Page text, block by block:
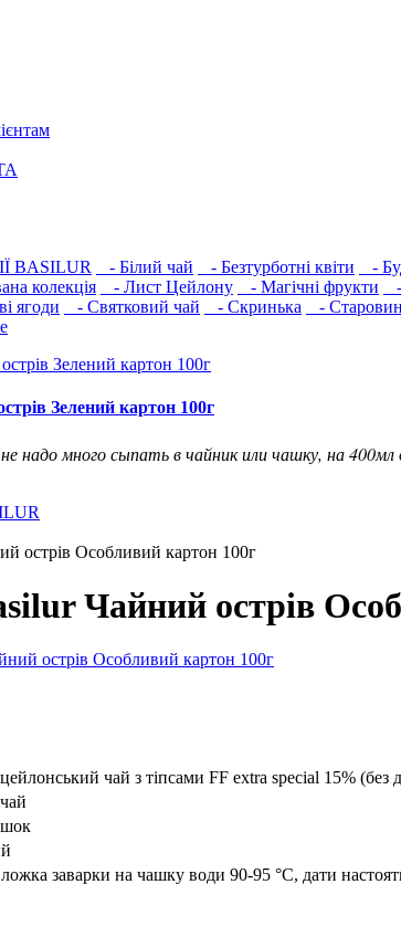
BASILUR - Білий чай - Безтурботні квіти -
колекція - Лист Цейлону - Магічні фрукти -
ягоди - Святковий чай - Скринька -
Зелений картон 100г
надо много сыпать в чайник или чашку, на 400мл
острів Особливий картон 100г
Чайний острів
чай з тіпсами FF extra special 15% (без
заварки на чашку води 90-95 °C, дати